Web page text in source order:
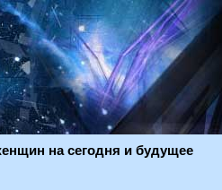
на сегодня и будущее